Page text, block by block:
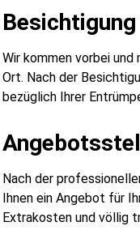
Wir kommen vorbei und
Ort. Nach der
bezüglich Ihrer
Nach der
Ihnen ein Angebot für
Extrakosten und völlig